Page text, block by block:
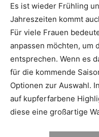
Es ist wieder Frühling
Jahreszeiten kommt
Für viele Frauen
anpassen möchten, um
entsprechen. Wenn es
für die kommende
Optionen zur Auswahl.
auf kupferfarbene
diese eine großartige